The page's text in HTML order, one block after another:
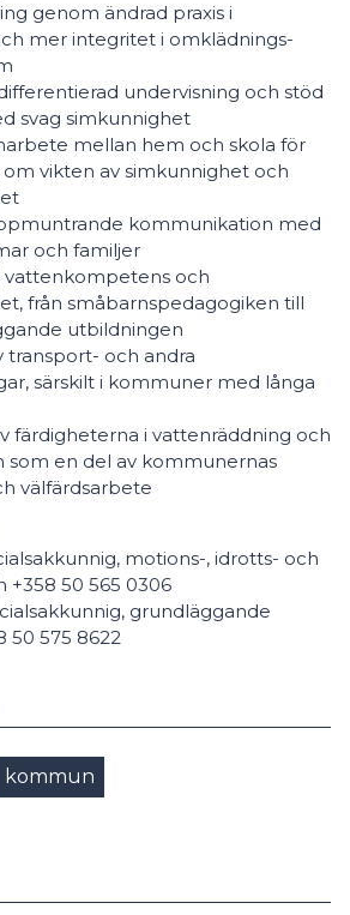
genom ändrad praxis i
mer integritet i omklädnings-
undervisning och stöd
svag simkunnighet
mellan hem och skola för
vikten av simkunnighet och
kommunikation med
och familjer
vattenkompetens och
från småbarnspedagogiken till
utbildningen
transport- och andra
särskilt i kommuner med långa
färdigheterna i vattenräddning och
som en del av kommunernas
välfärdsarbete
motions-, idrotts- och
+358 50 565 0306
grundläggande
50 575 8622
kommun